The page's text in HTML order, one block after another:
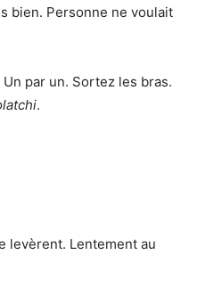
bien. Personne ne voulait
par un. Sortez les bras.
.
levèrent. Lentement au